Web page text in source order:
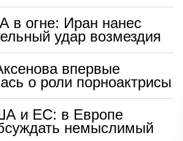
в огне: Иран нанес
удар возмездия
впервые
о роли порноактрисы
и ЕС: в Европе
немыслимый